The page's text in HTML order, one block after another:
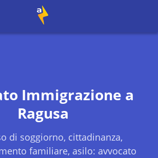
Immigrazione a
Ragusa
di soggiorno, cittadinanza,
familiare, asilo: avvocato